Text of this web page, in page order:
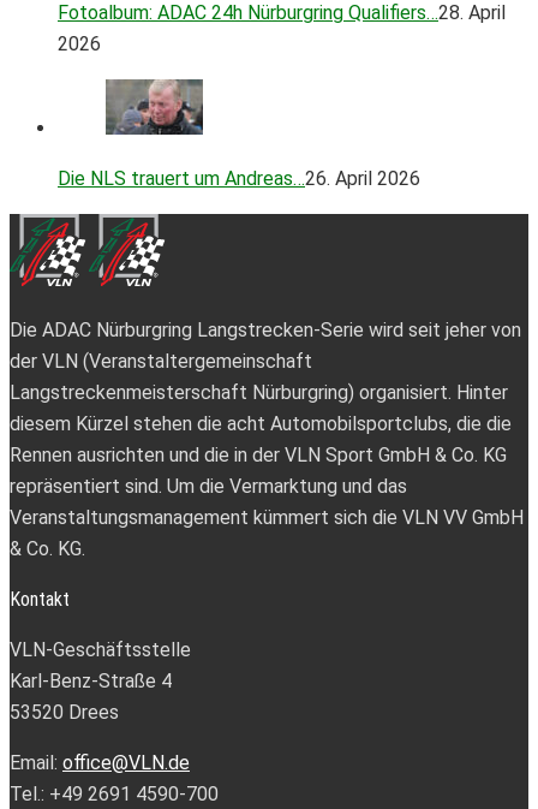
Fotoalbum: ADAC 24h Nürburgring Qualifiers…28. April
2026
Die NLS trauert um Andreas…26. April 2026
Die ADAC Nürburgring Langstrecken-Serie wird seit jeher von
der VLN (Veranstaltergemeinschaft
Langstreckenmeisterschaft Nürburgring) organisiert. Hinter
diesem Kürzel stehen die acht Automobilsportclubs, die die
Rennen ausrichten und die in der VLN Sport GmbH & Co. KG
repräsentiert sind. Um die Vermarktung und das
Veranstaltungsmanagement kümmert sich die VLN VV GmbH
& Co. KG.
Kontakt
VLN-Geschäftsstelle
Karl-Benz-Straße 4
53520 Drees
Email: office@VLN.de
Tel.: +49 2691 4590-700